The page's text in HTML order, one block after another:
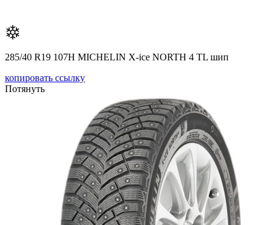
285/40 R19 107H MICHELIN X-ice NORTH 4 TL шип
копировать ссылку
Потянуть